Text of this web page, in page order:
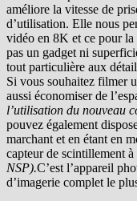
améliore la vitesse de
d’utilisation. Elle nous
vidéo en 8K et ce pour
pas un gadget ni
tout particulière aux
Si vous souhaitez filmer
aussi économiser de
l’utilisation du nouveau
pouvez également
marchant et en étant en
capteur de scintillement
NSP).C’est l’appareil
d’imagerie complet le